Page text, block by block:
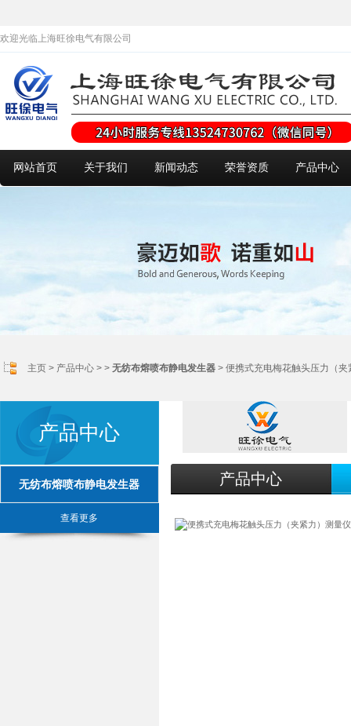
欢迎光临上海旺徐电气有限公司
网站首页 关于我们 新闻动态 荣誉资质 产品中心
主页 > 产品中心 > > 无纺布熔喷布静电发生器 > 便携式充电梅花触头压力（夹
产品中心
无纺布熔喷布静电发生器
查看更多
产品中心